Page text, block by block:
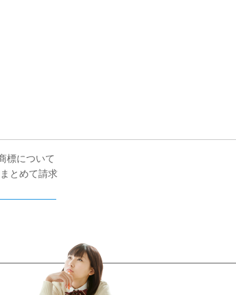
標について
とめて請求